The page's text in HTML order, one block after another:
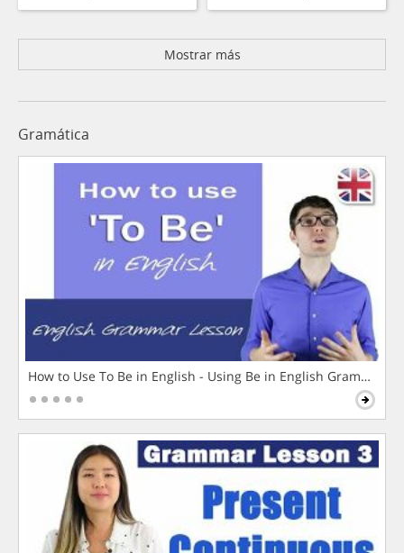
Mostrar más
Gramática
How to Use To Be in English - Using Be in English Grammar